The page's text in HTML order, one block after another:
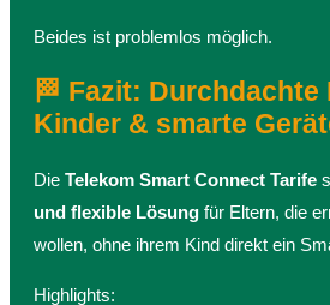
Beides ist problemlos möglich.
🏁 Fazit: Durchdachte
Kinder & smarte
Die Telekom Smart Connect Tarife
und flexible Lösung für Eltern, die
wollen, ohne ihrem Kind direkt ein
Highlights: